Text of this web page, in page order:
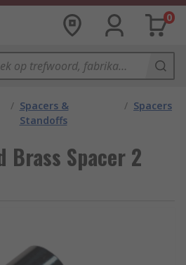
0
/ Spacers &
Standoffs
/ Spacers
Brass Spacer 2